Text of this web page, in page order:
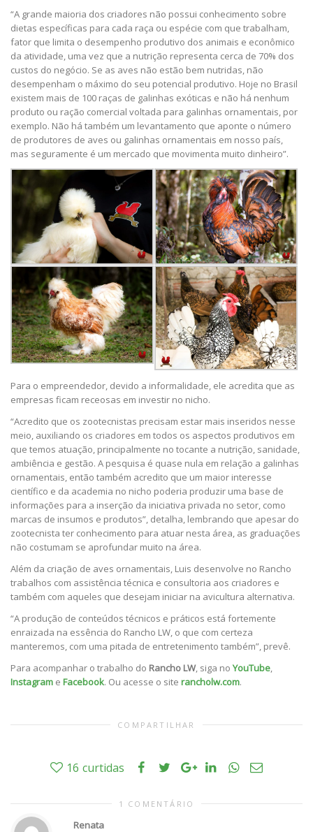
“A grande maioria dos criadores não possui conhecimento sobre
dietas específicas para cada raça ou espécie com que trabalham,
fator que limita o desempenho produtivo dos animais e econômico
da atividade, uma vez que a nutrição representa cerca de 70% dos
custos do negócio. Se as aves não estão bem nutridas, não
desempenham o máximo do seu potencial produtivo. Hoje no Brasil
existem mais de 100 raças de galinhas exóticas e não há nenhum
produto ou ração comercial voltada para galinhas ornamentais, por
exemplo. Não há também um levantamento que aponte o número
de produtores de aves ou galinhas ornamentais em nosso país,
mas seguramente é um mercado que movimenta muito dinheiro”.
Para o empreendedor, devido a informalidade, ele acredita que as
empresas ficam receosas em investir no nicho.
“Acredito que os zootecnistas precisam estar mais inseridos nesse
meio, auxiliando os criadores em todos os aspectos produtivos em
que temos atuação, principalmente no tocante a nutrição, sanidade,
ambiência e gestão. A pesquisa é quase nula em relação a galinhas
ornamentais, então também acredito que um maior interesse
científico e da academia no nicho poderia produzir uma base de
informações para a inserção da iniciativa privada no setor, como
marcas de insumos e produtos”, detalha, lembrando que apesar do
zootecnista ter conhecimento para atuar nesta área, as graduações
não costumam se aprofundar muito na área.
Além da criação de aves ornamentais, Luis desenvolve no Rancho
trabalhos com assistência técnica e consultoria aos criadores e
também com aqueles que desejam iniciar na avicultura alternativa.
“A produção de conteúdos técnicos e práticos está fortemente
enraizada na essência do Rancho LW, o que com certeza
manteremos, com uma pitada de entretenimento também”, prevê.
Para acompanhar o trabalho do Rancho LW, siga noYouTube,
Instagram e Facebook. Ou acesse o site rancholw.com.
COMPARTILHAR
16 curtidas
1 COMENTÁRIO
Renata